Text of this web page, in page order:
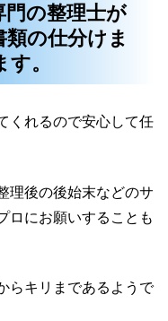
門の整理士が
の仕分けま
。
くれるので安心して任
理後の後始末などのサ
ロにお願いすることも
らキリまであるようで